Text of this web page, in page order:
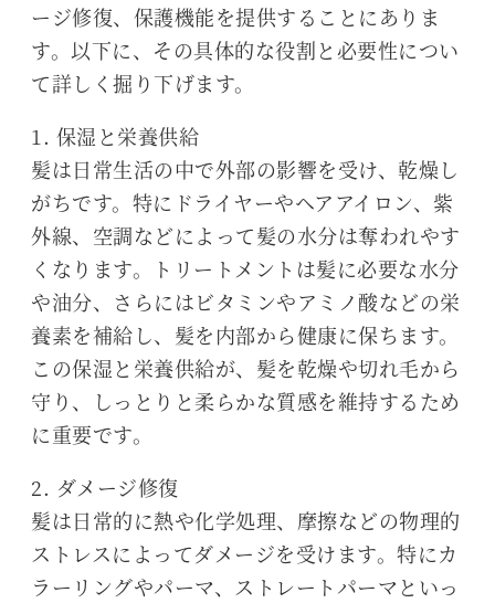
ージ修復、保護機能を提供することにありま
す。以下に、その具体的な役割と必要性につい
て詳しく掘り下げます。
1. 保湿と栄養供給
髪は日常生活の中で外部の影響を受け、乾燥し
がちです。特にドライヤーやヘアアイロン、紫
外線、空調などによって髪の水分は奪われやす
くなります。トリートメントは髪に必要な水分
や油分、さらにはビタミンやアミノ酸などの栄
養素を補給し、髪を内部から健康に保ちます。
この保湿と栄養供給が、髪を乾燥や切れ毛から
守り、しっとりと柔らかな質感を維持するため
に重要です。
2. ダメージ修復
髪は日常的に熱や化学処理、摩擦などの物理的
ストレスによってダメージを受けます。特にカ
ラーリングやパーマ、ストレートパーマといっ